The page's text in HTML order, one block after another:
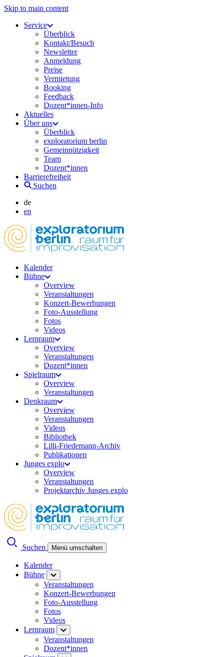
Skip to main content
Service
Überblick
Kontakt/Besuch
Newsletter
Anmeldung
Preise
Vermietung
Booking
Feedback
Dozent*innen-Info
Aktuelles
Über uns
Überblick
exploratorium berlin
Gemeinnützigkeit
Team
Dozent*innen
Barrierefreiheit
Suchen
de
en
Kalender
Bühne
Overview
Veranstaltungen
Konzert-Bewerbungen
Foto-Ausstellung
Fotos
Videos
Lernraum
Overview
Veranstaltungen
Dozent*innen
Spielraum
Overview
Veranstaltungen
Denkraum
Overview
Veranstaltungen
Videos
Bibliothek
Lilli-Friedemann-Archiv
Publikationen
Junges explo
Overview
Veranstaltungen
Projektarchiv Junges explo
Suchen Menü umschalten
Kalender
Bühne
Veranstaltungen
Konzert-Bewerbungen
Foto-Ausstellung
Fotos
Videos
Lernraum
Veranstaltungen
Dozent*innen